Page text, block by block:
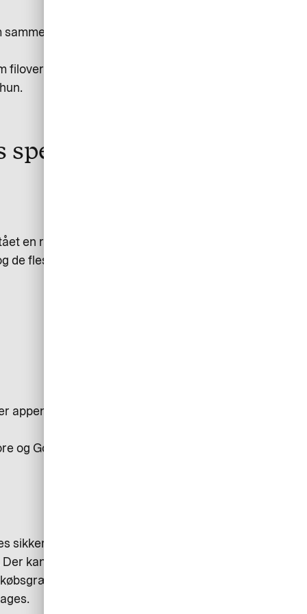
med omkring 70
filoverførsler og
en række nye spørgsmål.
de fleste kunder har
i App Store og Google
og Google Play.
sikkerhed er der dog defineret
kan også være
på dit kort og